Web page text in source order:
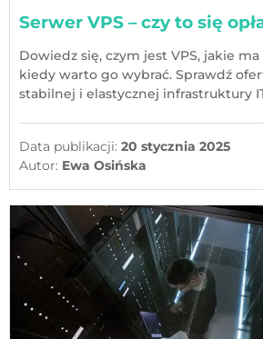
Serwer VPS – czy to się
Dowiedz się, czym jest VPS, jakie
kiedy warto go wybrać. Sprawdź
stabilnej i elastycznej infrastruktury
Data publikacji: 20 stycznia 2025
Autor: Ewa Osińska